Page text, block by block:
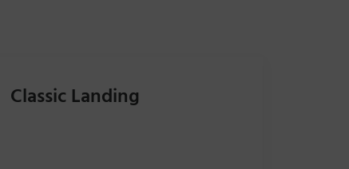
Classic Landing